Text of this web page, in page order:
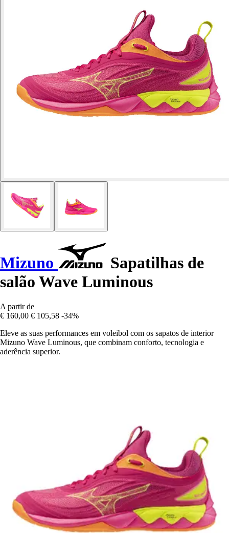
Mizuno
Sapatilhas de
salão Wave Luminous
A partir de
€ 160,00 € 105,58 -34%
Eleve as suas performances em voleibol com os sapatos de interior
Mizuno Wave Luminous, que combinam conforto, tecnologia e
aderência superior.